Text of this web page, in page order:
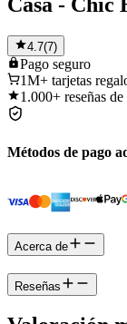
4.7(7)
Pago seguro
1M+ tarjetas
1.000+ reseñas
Métodos de pago
Acerca de
Reseñas